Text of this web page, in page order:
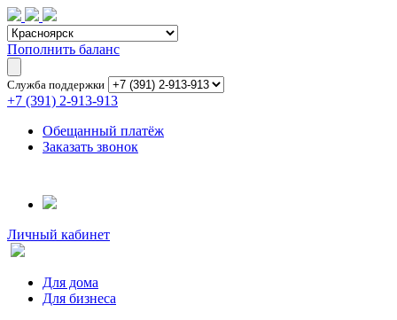
Пополнить баланс
Служба поддержки
+7 (391) 2-913-913
Обещанный платёж
Заказать звонок
Личный кабинет
Для дома
Для бизнеса